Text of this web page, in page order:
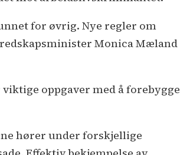
for øvrig. Nye regler om
Monica Mæland
oppgaver med å forebygge
hører under forskjellige